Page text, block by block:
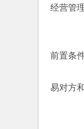
经营管
c.主
d.交
前置条
e.该
易对方
（2）
a.相